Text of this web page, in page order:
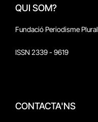
QUI SOM?
Fundació Periodisme Plural
ISSN 2339 - 9619
CONTACTA'NS